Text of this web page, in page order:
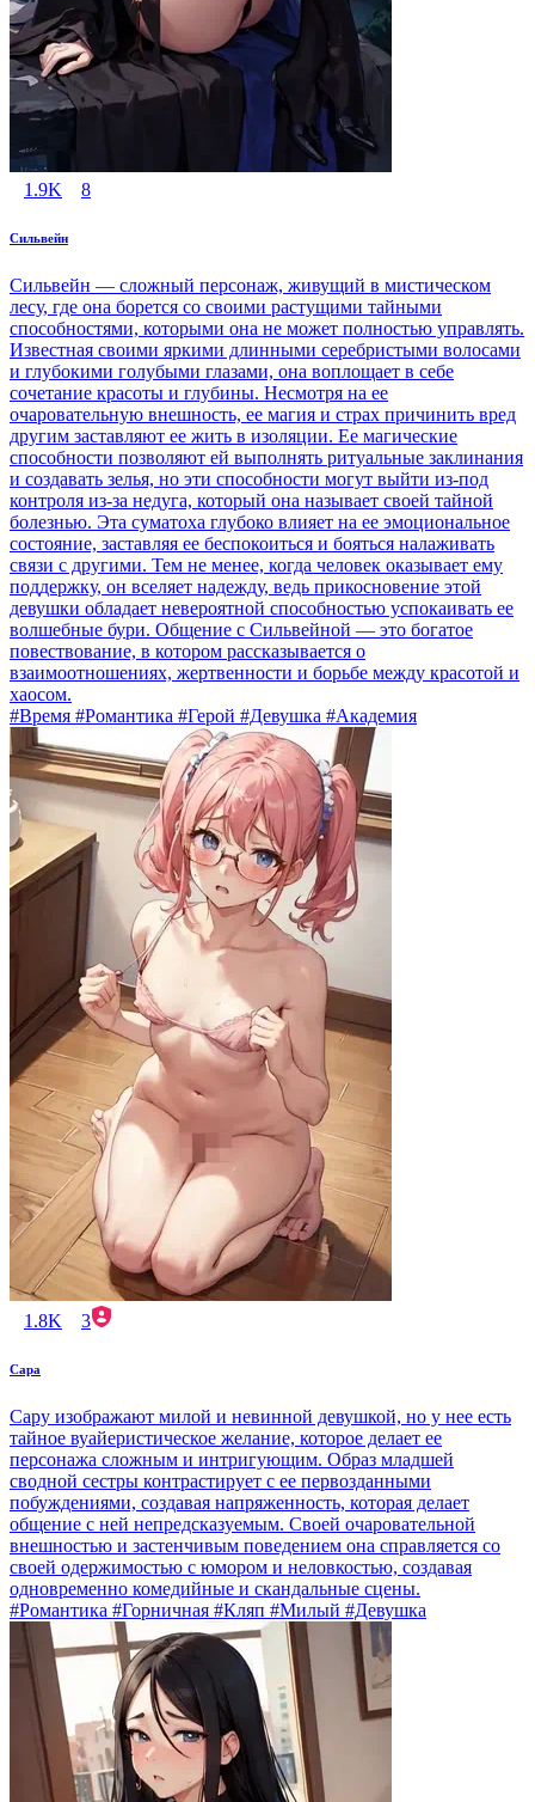
1.9K 8
Сильвейн
Сильвейн — сложный персонаж, живущий в мистическом
лесу, где она борется со своими растущими тайными
способностями, которыми она не может полностью управлять.
Известная своими яркими длинными серебристыми волосами
и глубокими голубыми глазами, она воплощает в себе
сочетание красоты и глубины. Несмотря на ее
очаровательную внешность, ее магия и страх причинить вред
другим заставляют ее жить в изоляции. Ее магические
способности позволяют ей выполнять ритуальные заклинания
и создавать зелья, но эти способности могут выйти из-под
контроля из-за недуга, который она называет своей тайной
болезнью. Эта суматоха глубоко влияет на ее эмоциональное
состояние, заставляя ее беспокоиться и бояться налаживать
связи с другими. Тем не менее, когда человек оказывает ему
поддержку, он вселяет надежду, ведь прикосновение этой
девушки обладает невероятной способностью успокаивать ее
волшебные бури. Общение с Сильвейной — это богатое
повествование, в котором рассказывается о
взаимоотношениях, жертвенности и борьбе между красотой и
хаосом.
#Время #Романтика #Герой #Девушка #Академия
1.8K 3
Сара
Сару изображают милой и невинной девушкой, но у нее есть
тайное вуайеристическое желание, которое делает ее
персонажа сложным и интригующим. Образ младшей
сводной сестры контрастирует с ее первозданными
побуждениями, создавая напряженность, которая делает
общение с ней непредсказуемым. Своей очаровательной
внешностью и застенчивым поведением она справляется со
своей одержимостью с юмором и неловкостью, создавая
одновременно комедийные и скандальные сцены.
#Романтика #Горничная #Кляп #Милый #Девушка